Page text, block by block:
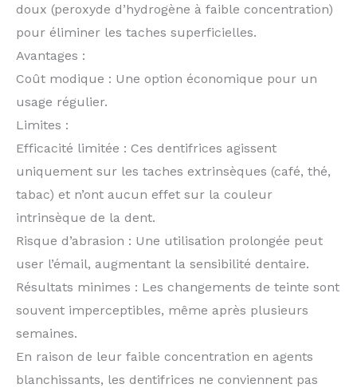
doux (peroxyde d’hydrogène à faible concentration)
pour éliminer les taches superficielles.
Avantages :
Coût modique : Une option économique pour un
usage régulier.
Limites :
Efficacité limitée : Ces dentifrices agissent
uniquement sur les taches extrinsèques (café, thé,
tabac) et n’ont aucun effet sur la couleur
intrinsèque de la dent.
Risque d’abrasion : Une utilisation prolongée peut
user l’émail, augmentant la sensibilité dentaire.
Résultats minimes : Les changements de teinte sont
souvent imperceptibles, même après plusieurs
semaines.
En raison de leur faible concentration en agents
blanchissants, les dentifrices ne conviennent pas